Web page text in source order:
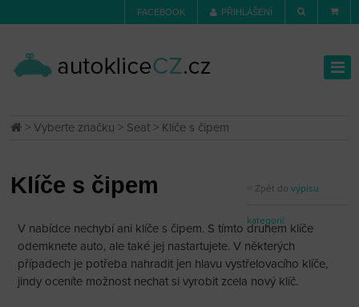
FACEBOOK PŘIHLÁŠENÍ
>Vyberte značku > Seat > Klíče s čipem
Zpět dovýpisu
kategorií
Klíče s čipem
V nabídce nechybí ani klíče s čipem. S tímto druhem klíče
odemknete auto, ale také jej nastartujete. V některých
případech je potřeba nahradit jen hlavu vystřelovacího klíče,
jindy oceníte možnost nechat si vyrobit zcela nový klíč.